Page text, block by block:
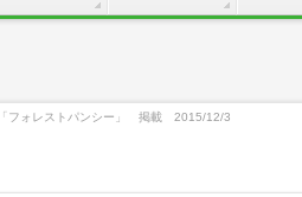
フォレストパンシー」 掲載 2015/12/3